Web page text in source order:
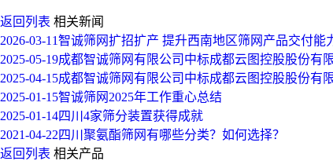
返回列表 相关新闻
2026-03-11智诚筛网扩招扩产 提升西南地区筛网产品交付能
2025-05-19成都智诚筛网有限公司中标成都云图控股股份有
2025-04-15成都智诚筛网有限公司中标成都云图控股股份有
2025-01-15智诚筛网2025年工作重心总结
2025-01-14四川4家筛分装置获得成就
2021-04-22四川聚氨酯筛网有哪些分类？如何选择？
返回列表 相关产品